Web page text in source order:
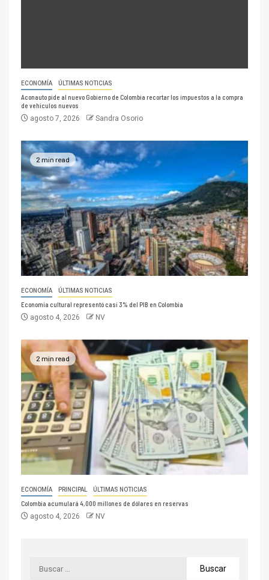
ECONOMÍA ÚLTIMAS NOTICIAS
Aconauto pide al nuevo Gobierno de Colombia recortar los impuestos a la compra
de vehículos nuevos
agosto 7, 2026 Sandra Osorio
2 min read
ECONOMÍA ÚLTIMAS NOTICIAS
Economía cultural representó casi 3% del PIB en Colombia
agosto 4, 2026 NV
2 min read
ECONOMÍA PRINCIPAL ÚLTIMAS NOTICIAS
Colombia acumulará 4,000 millones de dólares en reservas
agosto 4, 2026 NV